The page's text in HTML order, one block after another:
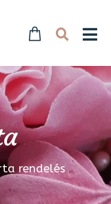
rendelés